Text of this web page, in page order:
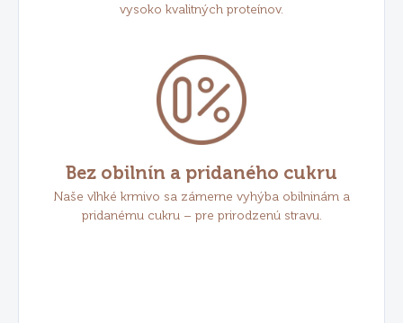
vysoko kvalitných proteínov.
Bez obilnín a pridaného cukru
Naše vlhké krmivo sa zámerne vyhýba obilninám a
pridanému cukru – pre prirodzenú stravu.